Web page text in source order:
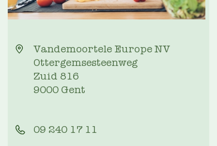
Vandemoortele Europe NV
Ottergemsesteenweg
Zuid 816
9000 Gent
09 240 17 11